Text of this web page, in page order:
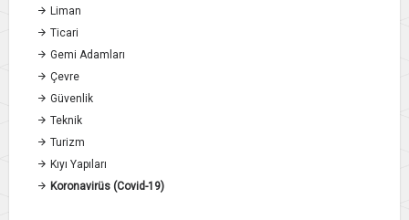
Liman
Ticari
Gemi Adamları
Çevre
Güvenlik
Teknik
Turizm
Kıyı Yapıları
Koronavirüs (Covid-19)